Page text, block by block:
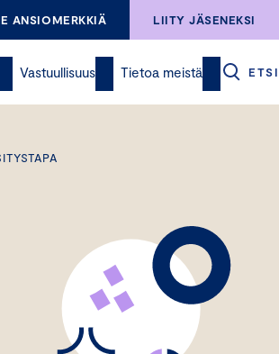
ANSIOMERKKIÄ LIITY JÄSENEKSI
Vastuullisuus Tietoa meistä ETSI